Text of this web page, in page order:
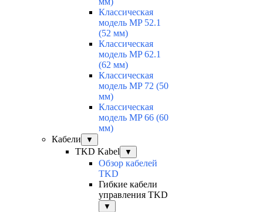
Классическая
модель MP 52.1
(52 мм)
Классическая
модель MP 62.1
(62 мм)
Классическая
модель MP 72 (50
мм)
Классическая
модель MP 66 (60
мм)
Кабели
▼
TKD Kabel ▼
Обзор кабелей
TKD
Гибкие кабели
управления TKD
▼